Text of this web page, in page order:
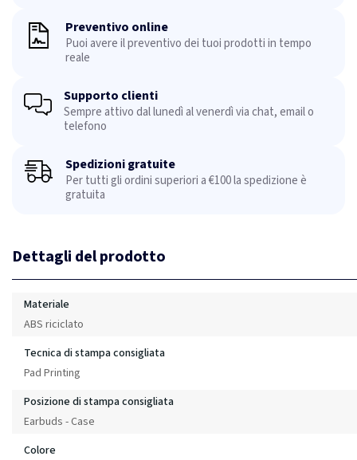
Preventivo online
Puoi avere il preventivo dei tuoi prodotti in tempo
reale
Supporto clienti
Sempre attivo dal lunedì al venerdì via chat, email o
telefono
Spedizioni gratuite
Per tutti gli ordini superiori a €100 la spedizione è
gratuita
Dettagli del prodotto
Materiale
ABS riciclato
Tecnica di stampa consigliata
Pad Printing
Posizione di stampa consigliata
Earbuds - Case
Colore